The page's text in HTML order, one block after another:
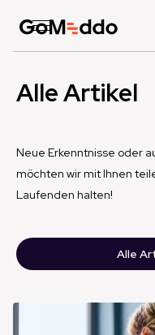
Alle Artikel
Neue Erkenntnisse oder
möchten wir mit Ihnen
Laufenden halten!
Alle